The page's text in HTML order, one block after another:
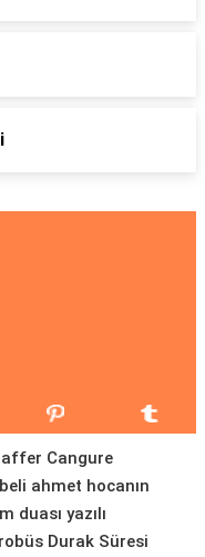
Cangure
ahmet hocanın
duası yazılı
Durak Süresi